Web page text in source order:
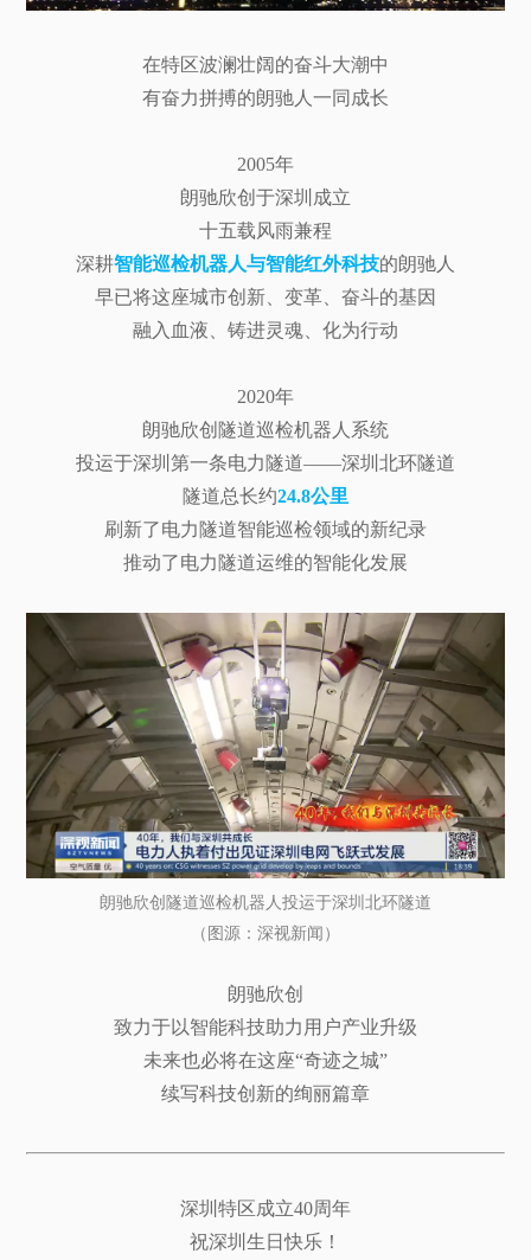
在特区波澜壮阔的奋斗大潮中
有奋力拼搏的朗驰人一同成长
2005年
朗驰欣创于深圳成立
十五载风雨兼程
深耕智能巡检机器人与智能红外科技的朗驰人
早已将这座城市创新、变革、奋斗的基因
融入血液、铸进灵魂、化为行动
2020年
朗驰欣创隧道巡检机器人系统
投运于深圳第一条电力隧道——深圳北环隧道
隧道总长约24.8公里
刷新了电力隧道智能巡检领域的新纪录
推动了电力隧道运维的智能化发展
朗驰欣创隧道巡检机器人投运于深圳北环隧道
（图源：深视新闻）
朗驰欣创
致力于以智能科技助力用户产业升级
未来也必将在这座“奇迹之城”
续写科技创新的绚丽篇章
深圳特区成立40周年
祝深圳生日快乐！